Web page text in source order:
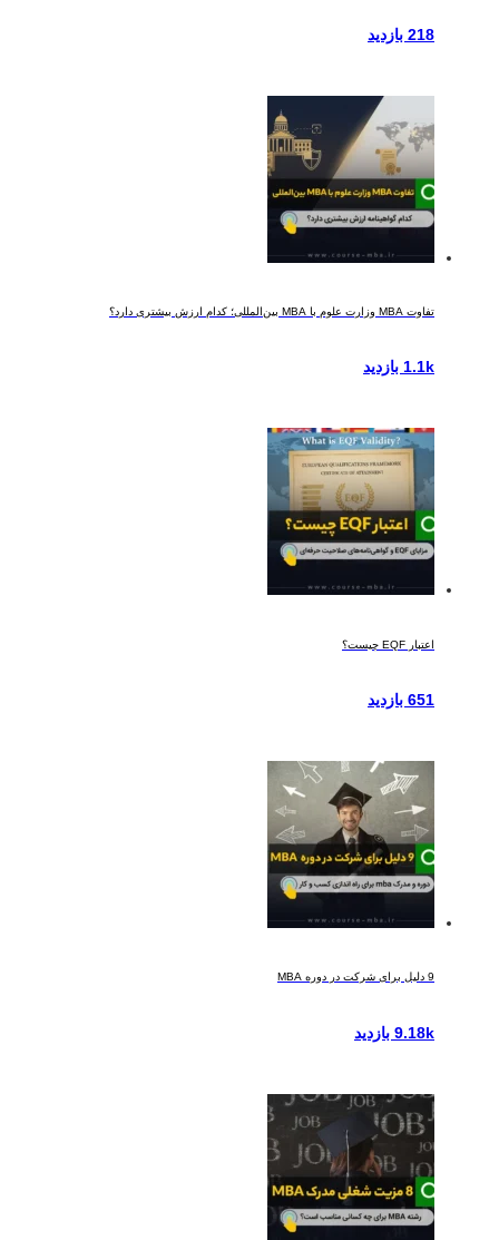
218 بازدید
تفاوت MBA وزارت علوم با MBA بین‌المللی؛ کدام ارزش بیشتری دارد؟
1.1k بازدید
اعتبار EQF چیست؟
651 بازدید
9 دلیل برای شرکت در دوره MBA
9.18k بازدید